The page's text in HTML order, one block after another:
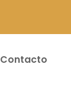
Contacto